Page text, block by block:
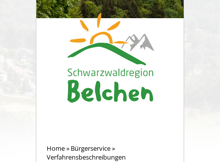
Home» Bürgerservice»
Verfahrensbeschreibungen